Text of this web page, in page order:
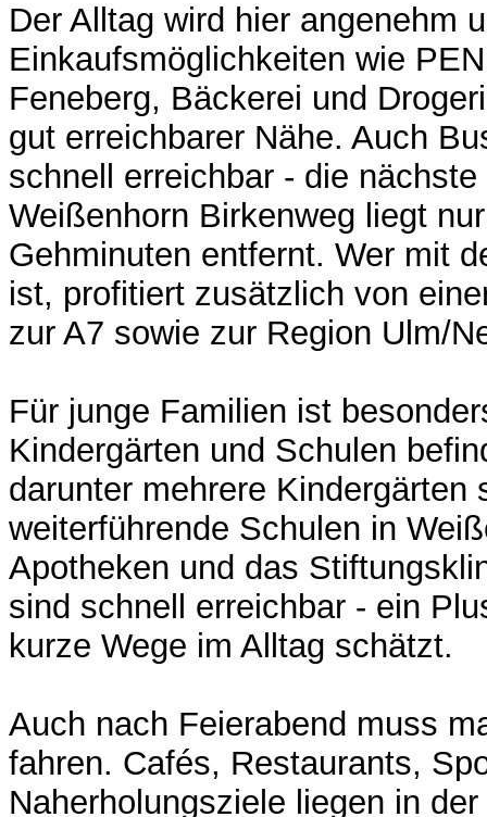
Der Alltag wird hier angenehm
Einkaufsmöglichkeiten wie
Feneberg, Bäckerei und
gut erreichbarer Nähe. Auch
schnell erreichbar - die
Weißenhorn Birkenweg liegt
Gehminuten entfernt. Wer mit
ist, profitiert zusätzlich von
zur A7 sowie zur Region Ulm/
Für junge Familien ist
Kindergärten und Schulen
darunter mehrere Kindergärten
weiterführende Schulen in
Apotheken und das
sind schnell erreichbar - ein
kurze Wege im Alltag schätzt.
Auch nach Feierabend muss
fahren. Cafés, Restaurants,
Naherholungsziele liegen in